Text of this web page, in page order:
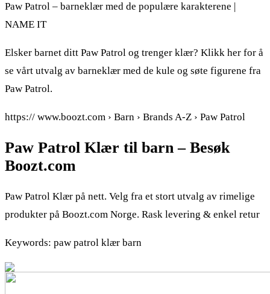
Paw Patrol – barneklær med de populære karakterene |
NAME IT
Elsker barnet ditt Paw Patrol og trenger klær? Klikk her for å
se vårt utvalg av barneklær med de kule og søte figurene fra
Paw Patrol.
https:// www.boozt.com › Barn › Brands A-Z › Paw Patrol
Paw Patrol Klær til barn – Besøk
Boozt.com
Paw Patrol Klær på nett. Velg fra et stort utvalg av rimelige
produkter på Boozt.com Norge. Rask levering & enkel retur
Keywords: paw patrol klær barn